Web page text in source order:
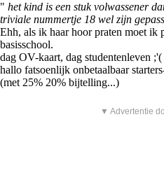
" het kind is een stuk volwassener
triviale nummertje 18 wel zijn
Ehh, als ik haar hoor praten moet ik
basisschool.
dag OV-kaart, dag studentenleven ;'(
hallo fatsoenlijk onbetaalbaar
(met 25% 20% bijtelling...)
▼ Advertentie